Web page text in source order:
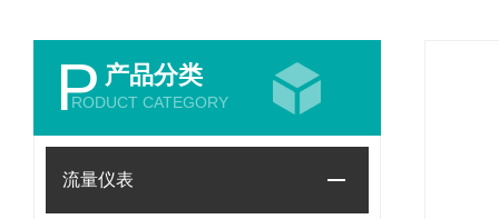
P 产品分类
RODUCT CATEGORY
流量仪表